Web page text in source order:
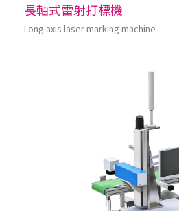
長軸式雷射打標機
Long axis laser marking machine